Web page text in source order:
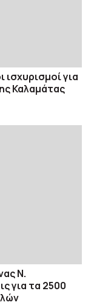
για
Καλαμάτας
Ν.
για τα 2500